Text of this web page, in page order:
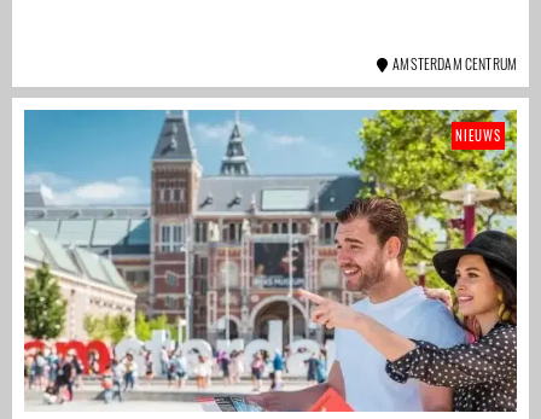
AMSTERDAM CENTRUM
NIEUWS